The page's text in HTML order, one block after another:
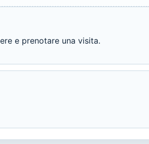
e prenotare una visita.